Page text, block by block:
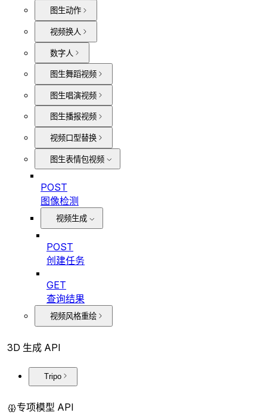
图生动作
视频换人
数字人
图生舞蹈视频
图生唱演视频
图生播报视频
视频口型替换
图生表情包视频
POST
图像检测
视频生成
POST
创建任务
GET
查询结果
视频风格重绘
3D 生成 API
Tripo
专项模型 API